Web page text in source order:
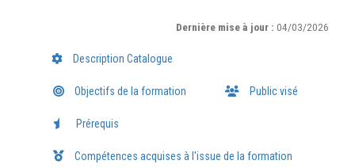
Dernière mise à jour :04/03/2026
Description Catalogue
Objectifs de la formation Public visé
Prérequis
Compétences acquises à l'issue de la formation